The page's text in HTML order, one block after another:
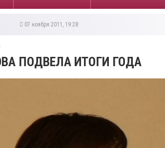
07 ноября 2011, 19:28
ПОДВЕЛА ИТОГИ ГОДА